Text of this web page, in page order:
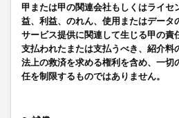
甲または甲の関連会社もしくはライ
益、利益、のれん、使用またはデー
サービス提供に関連して生じる甲の
支払われたまたは支払うべき、紹介
法上の救済を求める権利を含め、一
任を制限するものではありません。